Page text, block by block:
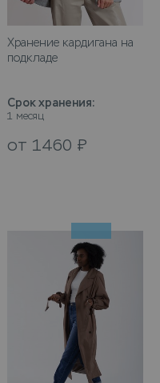
Хранение кардигана на
подкладе
Срок хранения:
1 месяц
от 1460 ₽